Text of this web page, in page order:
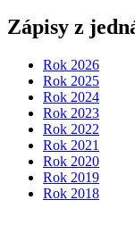
Zápisy z
Rok 2026
Rok 2025
Rok 2024
Rok 2023
Rok 2022
Rok 2021
Rok 2020
Rok 2019
Rok 2018